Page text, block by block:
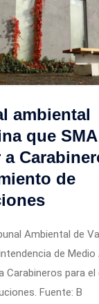
ambiental
que
de
Ambiental de
de
Carabineros para
Fuente: B